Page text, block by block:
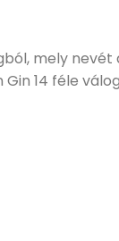
mely
14 féle